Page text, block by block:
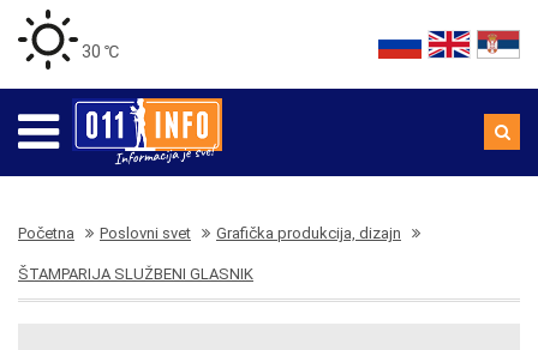
30 ℃
Početna Poslovni svet Grafička produkcija, dizajn
ŠTAMPARIJA SLUŽBENI GLASNIK